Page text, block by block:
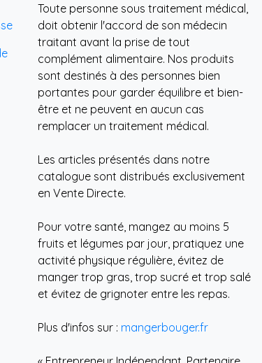
Toute personne sous traitement médical,
doit obtenir l'accord de son médecin
traitant avant la prise de tout
complément alimentaire. Nos produits
sont destinés à des personnes bien
portantes pour garder équilibre et bien-
être et ne peuvent en aucun cas
remplacer un traitement médical.
Les articles présentés dans notre
catalogue sont distribués exclusivement
en Vente Directe.
Pour votre santé, mangez au moins 5
fruits et légumes par jour, pratiquez une
activité physique régulière, évitez de
manger trop gras, trop sucré et trop salé
et évitez de grignoter entre les repas.
Plus d'infos sur : mangerbouger.fr